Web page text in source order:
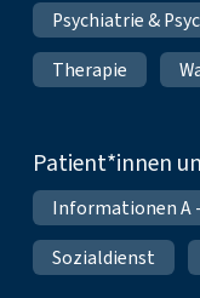
Psychiatrie &
Therapie
Patient*innen
Informationen A
Sozialdienst